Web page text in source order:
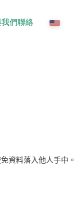
們聯絡
資料落入他人手中。